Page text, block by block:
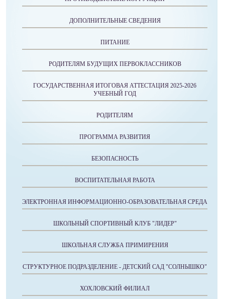
ДОПОЛНИТЕЛЬНЫЕ СВЕДЕНИЯ
ПИТАНИЕ
РОДИТЕЛЯМ БУДУЩИХ ПЕРВОКЛАССНИКОВ
ГОСУДАРСТВЕННАЯ ИТОГОВАЯ АТТЕСТАЦИЯ 2025-2026
УЧЕБНЫЙ ГОД
РОДИТЕЛЯМ
ПРОГРАММА РАЗВИТИЯ
БЕЗОПАСНОСТЬ
ВОСПИТАТЕЛЬНАЯ РАБОТА
ЭЛЕКТРОННАЯ ИНФОРМАЦИОННО-ОБРАЗОВАТЕЛЬНАЯ СРЕДА
ШКОЛЬНЫЙ СПОРТИВНЫЙ КЛУБ "ЛИДЕР"
ШКОЛЬНАЯ СЛУЖБА ПРИМИРЕНИЯ
СТРУКТУРНОЕ ПОДРАЗДЕЛЕНИЕ - ДЕТСКИЙ САД "СОЛНЫШКО"
ХОХЛОВСКИЙ ФИЛИАЛ